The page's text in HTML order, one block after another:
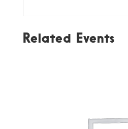
Related Events